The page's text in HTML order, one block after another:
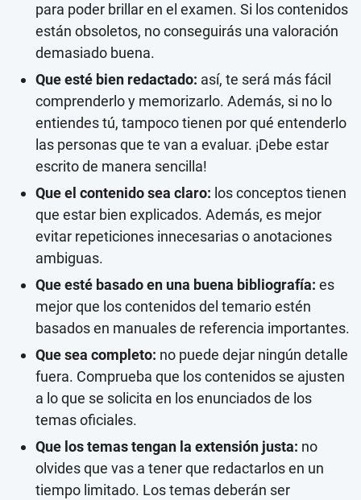
para poder brillar en el examen. Si los contenidos
están obsoletos, no conseguirás una valoración
demasiado buena.
Que esté bien redactado: así, te será más fácil
comprenderlo y memorizarlo. Además, si no lo
entiendes tú, tampoco tienen por qué entenderlo
las personas que te van a evaluar. ¡Debe estar
escrito de manera sencilla!
Que el contenido sea claro: los conceptos tienen
que estar bien explicados. Además, es mejor
evitar repeticiones innecesarias o anotaciones
ambiguas.
Que esté basado en una buena bibliografía: es
mejor que los contenidos del temario estén
basados en manuales de referencia importantes.
Que sea completo: no puede dejar ningún detalle
fuera. Comprueba que los contenidos se ajusten
a lo que se solicita en los enunciados de los
temas oficiales.
Que los temas tengan la extensión justa: no
olvides que vas a tener que redactarlos en un
tiempo limitado. Los temas deberán ser